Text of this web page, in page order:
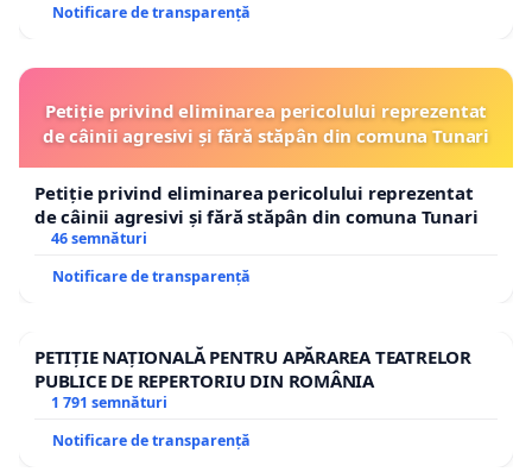
Notificare de transparență
Petiție privind eliminarea pericolului reprezentat
de câinii agresivi și fără stăpân din comuna Tunari
Petiție privind eliminarea pericolului reprezentat
de câinii agresivi și fără stăpân din comuna Tunari
46 semnături
Notificare de transparență
PETIȚIE NAȚIONALĂ PENTRU APĂRAREA TEATRELOR
PUBLICE DE REPERTORIU DIN ROMÂNIA
1 791 semnături
Notificare de transparență